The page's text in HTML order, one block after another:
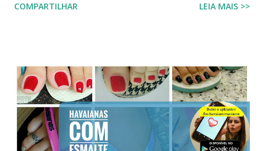
preparação para o Camarote Havaianas , na Sapucaí. Com o
matéria, mergulhamos nos detalhes técnicos e estéticos do
look, com foco especial no calçado que desafiou as leis da
gravidade e da moda: o salto plataforma construído com
Havaianas . A ironia da "Basiquinha": O figurino de joias
Antes de chegarmos aos pés, precisamos falar sobre a
COMPARTILHAR LEIA MAIS >>